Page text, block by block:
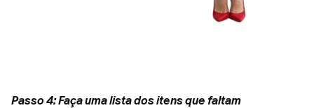
Passo 4: Faça uma lista dos itens que faltam